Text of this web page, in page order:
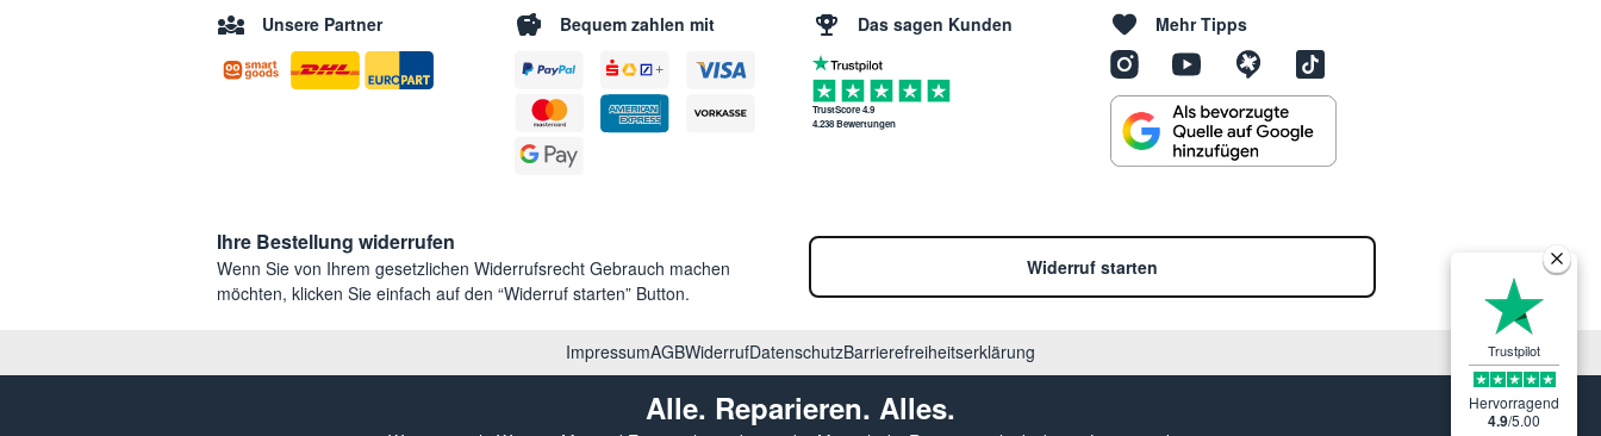
Unsere Partner Bequem zahlen mit Das sagen Kunden
TrustScore 4.9
4.238 Bewertungen
Mehr Tipps
Ihre Bestellung widerrufen
Wenn Sie von Ihrem gesetzlichen Widerrufsrecht Gebrauch machen
möchten, klicken Sie einfach auf den “Widerruf starten” Button.
Widerruf starten
ImpressumAGBWiderrufDatenschutzBarrierefreiheitserklärung
Alle. Reparieren. Alles.
Trustpilot
Hervorragend
4.9/5.00